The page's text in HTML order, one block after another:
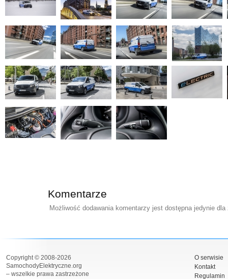
Komentarze
Możliwość dodawania komentarzy jest dostępna jedynie
Copyright © 2008-2026
SamochodyElektryczne.org
– wszelkie prawa zastrzeżone
O serwisie
Kontakt
Regulamin